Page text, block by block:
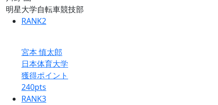
明星大学自転車競技部
RANK2
宮本 慎太郎
日本体育大学
獲得ポイント
240pts
RANK3